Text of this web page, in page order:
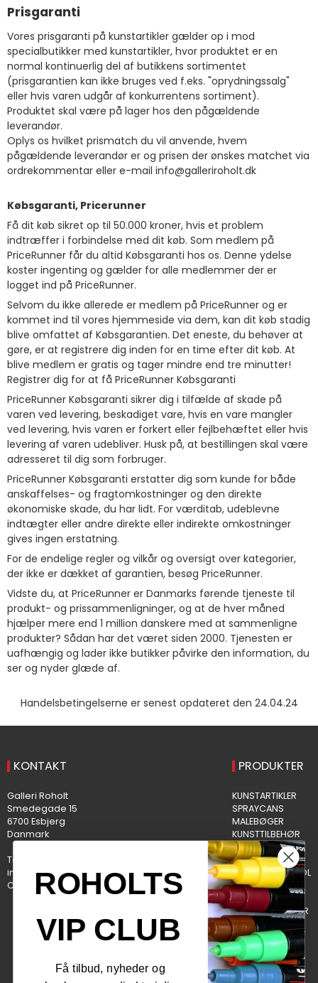
Prisgaranti
Vores prisgaranti på kunstartikler gælder op i mod
specialbutikker med kunstartikler, hvor produktet er en
normal kontinuerlig del af butikkens sortimentet
(prisgarantien kan ikke bruges ved f.eks. "oprydningssalg"
eller hvis varen udgår af konkurrentens sortiment).
Produktet skal være på lager hos den pågældende
leverandør.
Oplys os hvilket prismatch du vil anvende, hvem
pågældende leverandør er og prisen der ønskes matchet via
ordrekommentar eller e-mail info@galleriroholt.dk
Købsgaranti, Pricerunner
Få dit køb sikret op til 50.000 kroner, hvis et problem
indtræffer i forbindelse med dit køb. Som medlem på
PriceRunner får du altid Købsgaranti hos os. Denne ydelse
koster ingenting og gælder for alle medlemmer der er
logget ind på PriceRunner.
Selvom du ikke allerede er medlem på PriceRunner og er
kommet ind til vores hjemmeside via dem, kan dit køb stadig
blive omfattet af Købsgarantien. Det eneste, du behøver at
gøre, er at registrere dig inden for en time efter dit køb. At
blive medlem er gratis og tager mindre end tre minutter!
Registrer dig for at få PriceRunner Købsgaranti
PriceRunner Købsgaranti sikrer dig i tilfælde af skade på
varen ved levering, beskadiget vare, hvis en vare mangler
ved levering, hvis varen er forkert eller fejlbehæftet eller hvis
levering af varen udebliver. Husk på, at bestillingen skal være
adresseret til dig som forbruger.
PriceRunner Købsgaranti erstatter dig som kunde for både
anskaffelses- og fragtomkostninger og den direkte
økonomiske skade, du har lidt. For værditab, udeblevne
indtægter eller andre direkte eller indirekte omkostninger
gives ingen erstatning.
For de endelige regler og vilkår og oversigt over kategorier,
der ikke er dækket af garantien, besøg PriceRunner.
Vidste du, at PriceRunner er Danmarks førende tjeneste til
produkt- og prissammenligninger, og at de hver måned
hjælper mere end 1 million danskere med at sammenligne
produkter? Sådan har det været siden 2000. Tjenesten er
uafhængig og lader ikke butikker påvirke den information, du
ser og nyder glæde af.
Handelsbetingelserne er senest opdateret den 24.04.24
KONTAKT
Galleri Roholt
Smedegade 15
6700 Esbjerg
Danmark
Telefonnr.
info@galleriroholt.dk
CVR-nummer
DK31871956
PRODUKTER
KUNSTARTIKLER
SPRAYCANS
MALEBØGER
KUNSTTILBEHØR
KREAPAKKER
HOBBY
BACK TO SCHOOL
KREA TIL BØRN
PUSLESPIL
BOLIG & INTERIØR
LANDKORT
RAMMER
GAVEKORT
OUTLET
ROHOLTS
VIP CLUB
Få tilbud, nyheder og